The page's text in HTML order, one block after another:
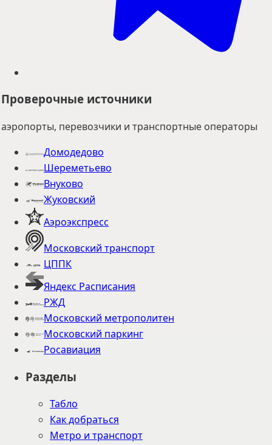
Проверочные источники
аэропорты, перевозчики и транспортные операторы
Домодедово
Шереметьево
Внуково
Жуковский
Аэроэкспресс
Московский транспорт
ЦППК
Яндекс Расписания
РЖД
Московский метрополитен
Московский паркинг
Росавиация
Разделы
Табло
Как добраться
Метро и транспорт